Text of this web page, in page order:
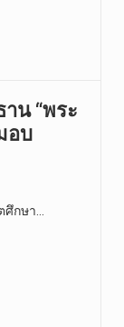
น “พระ
อบ
กษา…